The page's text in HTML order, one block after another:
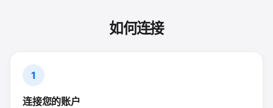
如何连接
1
连接您的账户